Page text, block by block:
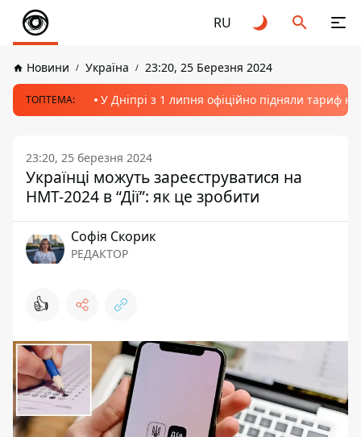
RU
Новини Україна 23:20, 25 Березня 2024
ТОПТЕМА: У Дніпрі з 1 липня офіційно підняли тариф
23:20, 25 березня 2024
Українці можуть зареєструватися на
НМТ-2024 в “Дії”: як це зробити
Софія Скорик
РЕДАКТОР
👍